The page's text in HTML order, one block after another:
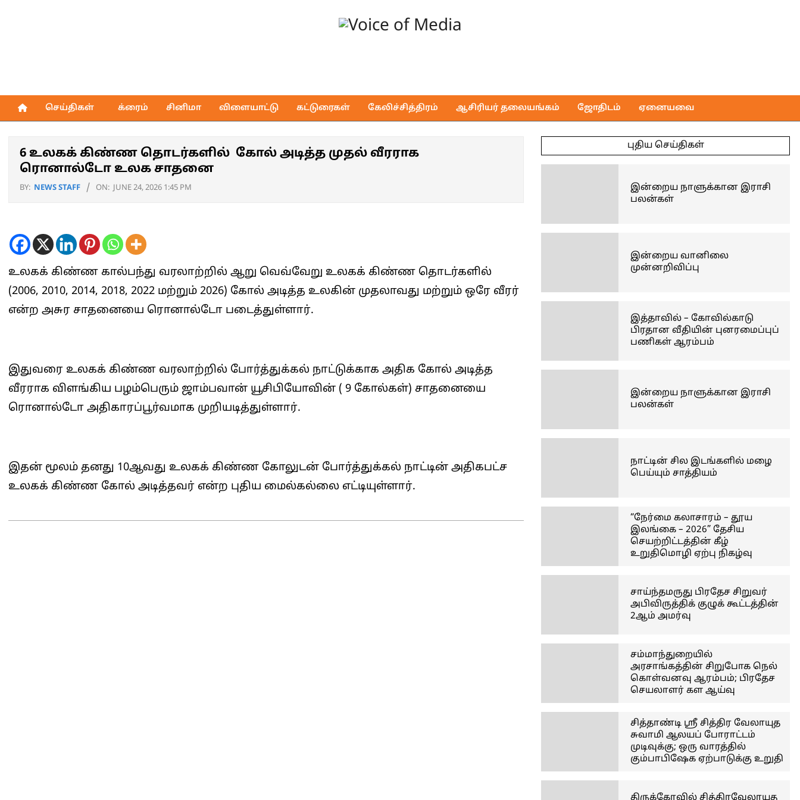
of
Media
Primary
செய்திகள் க்ரைம் சினிமா விளையாட்டு கட்டுரைகள் கேலிச்சித்திரம் ஆசிரியர் தலையங்கம் ஜோதிடம் ஏனையவை
6 உலகக் கிண்ண தொடர்களில் கோல் அடித்த முதல் வீரராக
ரொனால்டோ உலக சாதனை
BY: NEWS STAFF ON: JUNE 24, 2026 1:45 PM
உலகக் கிண்ண கால்பந்து வரலாற்றில் ஆறு வெவ்வேறு உலகக் கிண்ண தொடர்களில்
(2006, 2010, 2014, 2018, 2022 மற்றும் 2026) கோல் அடித்த உலகின் முதலாவது மற்றும் ஒரே வீரர்
என்ற அசுர சாதனையை ரொனால்டோ படைத்துள்ளார்.
இதுவரை உலகக் கிண்ண வரலாற்றில் போர்த்துக்கல் நாட்டுக்காக அதிக கோல் அடித்த
வீரராக விளங்கிய பழம்பெரும் ஜாம்பவான் யூசிபியோவின் ( 9 கோல்கள்) சாதனையை
ரொனால்டோ அதிகாரப்பூர்வமாக முறியடித்துள்ளார்.
இதன் மூலம் தனது 10ஆவது உலகக் கிண்ண கோலுடன் போர்த்துக்கல் நாட்டின் அதிகபட்ச
உலகக் கிண்ண கோல் அடித்தவர் என்ற புதிய மைல்கல்லை எட்டியுள்ளார்.
புதிய செய்திகள்
இன்றைய நாளுக்கான இராசி
பலன்கள்
இன்றைய வானிலை
முன்னறிவிப்பு
இத்தாவில் – கோவில்காடு
பிரதான வீதியின் புனரமைப்புப்
பணிகள் ஆரம்பம்
இன்றைய நாளுக்கான இராசி
பலன்கள்
நாட்டின் சில இடங்களில் மழை
பெய்யும் சாத்தியம்
“நேர்மை கலாசாரம் – தூய
இலங்கை – 2026” தேசிய
செயற்றிட்டத்தின் கீழ்
உறுதிமொழி ஏற்பு நிகழ்வு
சாய்ந்தமருது பிரதேச சிறுவர்
அபிவிருத்திக் குழுக் கூட்டத்தின்
2ஆம் அமர்வு
சம்மாந்துறையில்
அரசாங்கத்தின் சிறுபோக நெல்
கொள்வனவு ஆரம்பம்; பிரதேச
செயலாளர் கள ஆய்வு
சித்தாண்டி ஸ்ரீ சித்திர வேலாயுத
சுவாமி ஆலயப் போராட்டம்
முடிவுக்கு; ஒரு வாரத்தில்
கும்பாபிஷேக ஏற்பாடுக்கு உறுதி